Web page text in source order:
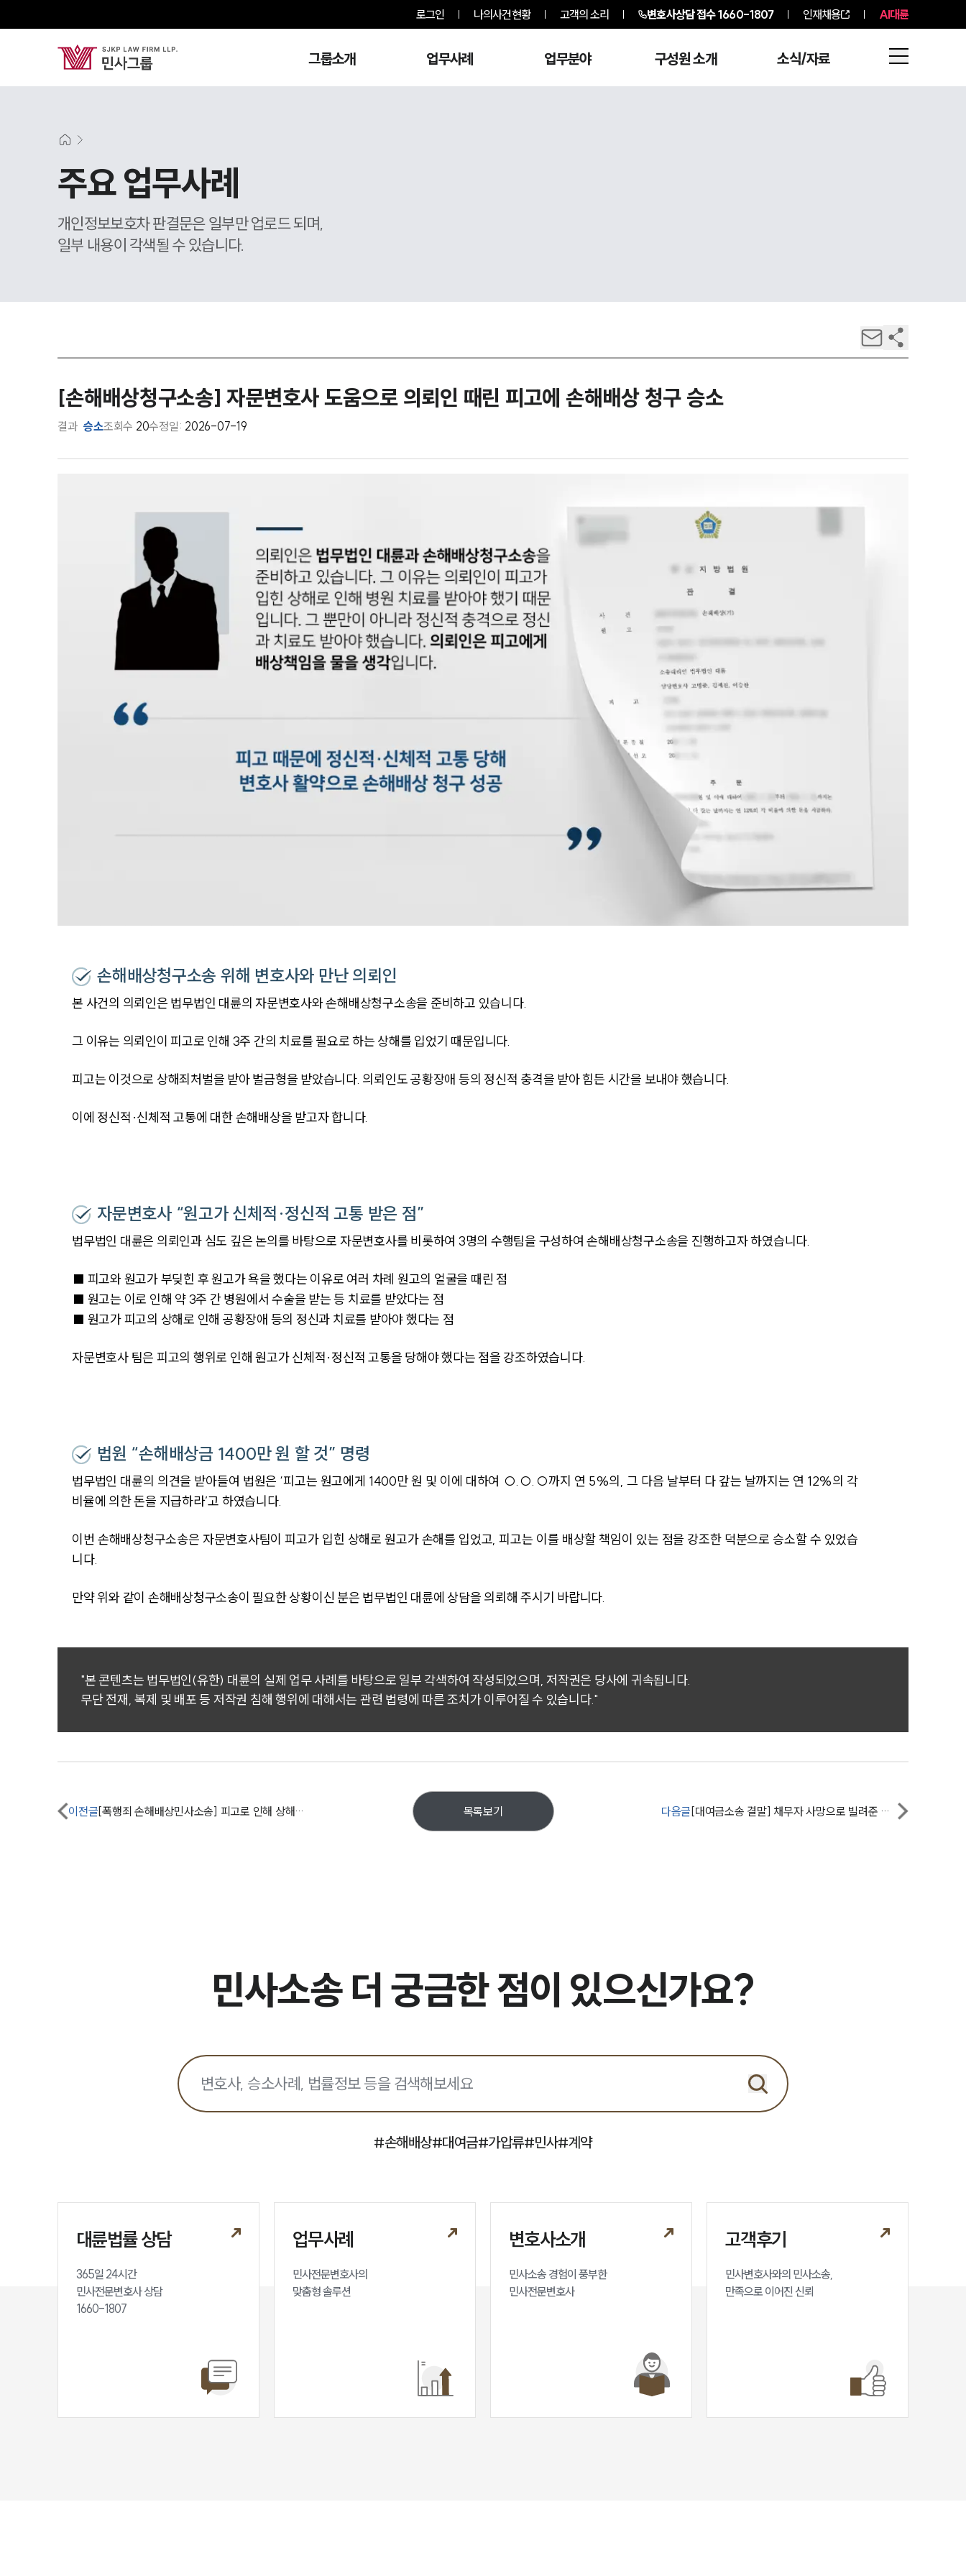
로그인 나의사건현황 고객의 소리 변호사상담 접수1660-1807 인재채용 AI대륜
그룹소개 업무사례 업무분야 구성원 소개 소식/자료
법률지식인
공지사항
대륜법률상담예약
주요 업무사례
개인정보보호차 판결문은 일부만 업로드 되며,
일부 내용이 각색될 수 있습니다.
[손해배상청구소송] 자문변호사 도움으로 의뢰인 때린 피고에 손해배상 청구 승소
결과 승소조회수 20수정일: 2026-07-19
손해배상청구소송 위해 변호사와 만난 의뢰인
본 사건의 의뢰인은 법무법인 대륜의 자문변호사와 손해배상청구소송을 준비하고 있습니다.
그 이유는 의뢰인이 피고로 인해 3주 간의 치료를 필요로 하는 상해를 입었기 때문입니다.
피고는 이것으로 상해죄처벌을 받아 벌금형을 받았습니다. 의뢰인도 공황장애 등의 정신적 충격을 받아 힘든 시간을 보내야 했습니다.
이에 정신적·신체적 고통에 대한 손해배상을 받고자 합니다.
자문변호사 “원고가 신체적·정신적 고통 받은 점”
법무법인 대륜은 의뢰인과 심도 깊은 논의를 바탕으로 자문변호사를 비롯하여 3명의 수행팀을 구성하여 손해배상청구소송을 진행하고자 하였습니다.
■ 피고와 원고가 부딪힌 후 원고가 욕을 했다는 이유로 여러 차례 원고의 얼굴을 때린 점
■ 원고는 이로 인해 약 3주 간 병원에서 수술을 받는 등 치료를 받았다는 점
■ 원고가 피고의 상해로 인해 공황장애 등의 정신과 치료를 받아야 했다는 점
자문변호사 팀은 피고의 행위로 인해 원고가 신체적·정신적 고통을 당해야 했다는 점을 강조하였습니다.
법원 “손해배상금 1400만 원 할 것” 명령
법무법인 대륜의 의견을 받아들여 법원은 ‘피고는 원고에게 1400만 원 및 이에 대하여 ○.○.○까지 연 5%의, 그 다음 날부터 다 갚는 날까지는 연 12%의 각
비율에 의한 돈을 지급하라’고 하였습니다.
이번 손해배상청구소송은 자문변호사팀이 피고가 입힌 상해로 원고가 손해를 입었고, 피고는 이를 배상할 책임이 있는 점을 강조한 덕분으로 승소할 수 있었습
니다.
만약 위와 같이 손해배상청구소송이 필요한 상황이신 분은 법무법인 대륜에 상담을 의뢰해 주시기 바랍니다.
"본 콘텐츠는 법무법인(유한) 대륜의 실제 업무 사례를 바탕으로 일부 각색하여 작성되었으며, 저작권은 당사에 귀속됩니다.
무단 전재, 복제 및 배포 등 저작권 침해 행위에 대해서는 관련 법령에 따른 조치가 이루어질 수 있습니다."
이전글 [폭행죄 손해배상민사소송] 피고로 인해 상해진단 받은 원고 위자료 받아내 목록보기 다음글 [대여금소송 결말] 채무자 사망으로 빌려준 돈 돌려받지 못할 뻔하였으나 상속인에 청구, 전액 인용받아
민사소송 더 궁금한 점이 있으신가요?
#손해배상#대여금#가압류#민사#계약
대륜법률 상담
365일 24시간
민사전문변호사 상담
1660-1807
업무사례
민사전문변호사의
맞춤형 솔루션
변호사소개
민사소송 경험이 풍부한
민사전문변호사
고객후기
민사변호사와의 민사소송,
만족으로 이어진 신뢰